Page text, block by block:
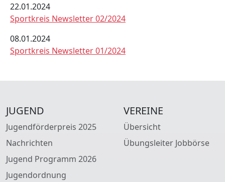
22.01.2024
Sportkreis Newsletter 02/2024
08.01.2024
Sportkreis Newsletter 01/2024
JUGEND
Jugendförderpreis 2025
Nachrichten
Jugend Programm 2026
Jugendordnung
VEREINE
Übersicht
Übungsleiter Jobbörse